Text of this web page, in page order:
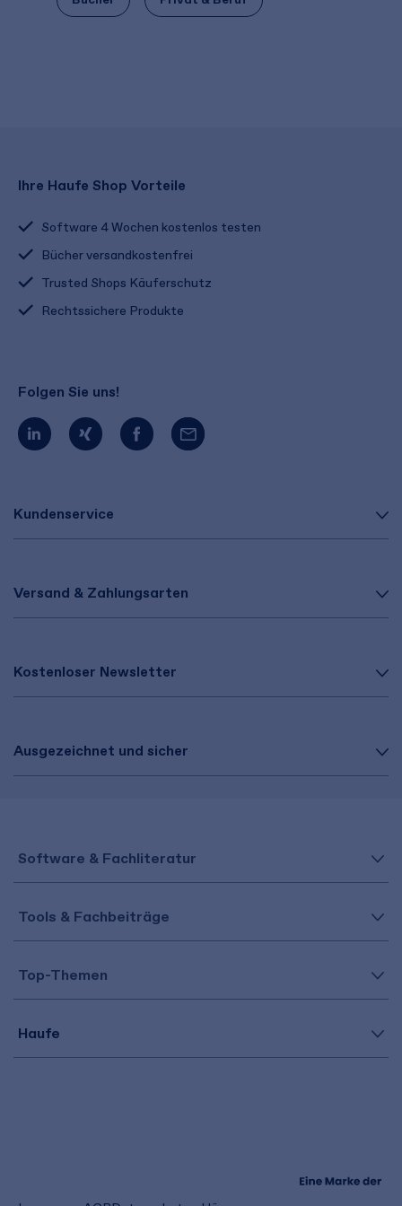
Kundenservice
Versand & Zahlungsarten
Kostenloser Newsletter
Ausgezeichnet und sicher
Ihre Haufe Shop Vorteile
Software 4 Wochen kostenlos testen
Bücher versandkostenfrei
Trusted Shops Käuferschutz
Rechtssichere Produkte
Folgen Sie uns!
Software & Fachliteratur
Tools & Fachbeiträge
Top-Themen
Haufe